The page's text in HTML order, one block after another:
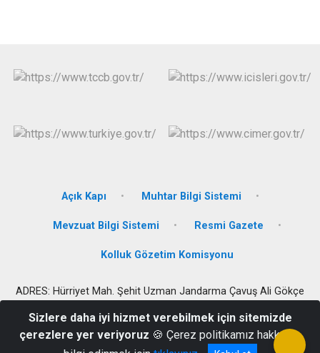
Açık Kapı Muhtar Bilgi Sistemi
Mevzuat Bilgi Sistemi Resmi Gazete
Kolluk Gözetim Komisyonu
ADRES: Hürriyet Mah. Şehit Uzman Jandarma Çavuş Ali Gökçe
Kaymakamlık Santral: 0 328 876 17 00 Belgegeçer: 0 328 876 14
Sizlere daha iyi hizmet verebilmek için sitemizde
çerezlere yer veriyoruz 🍪 Çerez politikamız hakkında